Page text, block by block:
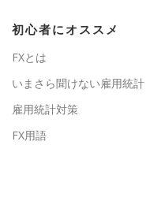
初心者にオススメ
FXとは
いまさら聞けない雇用統計
雇用統計対策
FX用語